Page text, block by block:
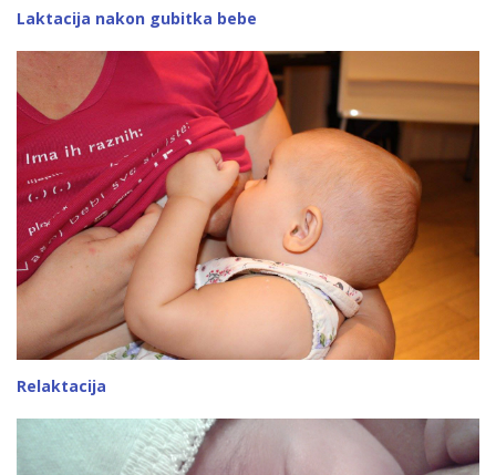
Laktacija nakon gubitka bebe
Relaktacija